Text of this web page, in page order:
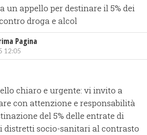
un appello per destinare il 5% dei
droga e alcol
Pagina
12:05
chiaro e urgente: vi invito a
con attenzione e responsabilità
del 5% delle entrate di
distretti socio-sanitari al contrasto